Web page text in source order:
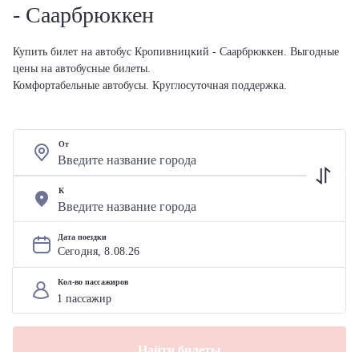
- Саарбрюккен
Купить билет на автобус Кропивницкий - Саарбрюккен. Выгодные
цены на автобусные билеты.
Комфортабельные автобусы. Круглосуточная поддержка.
От
К
Дата поездки
Сегодня, 8.08.26
Кол-во пассажиров